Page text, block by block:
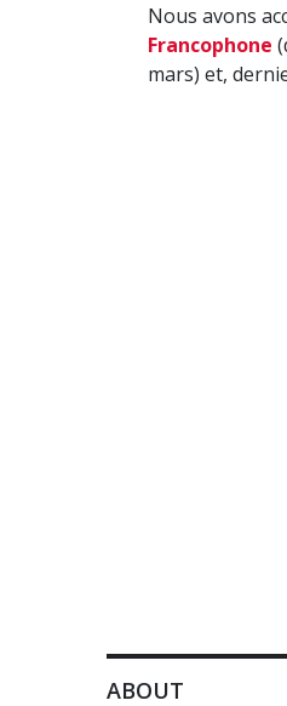
Nous avons
Francophone
mars) et,
ABOUT